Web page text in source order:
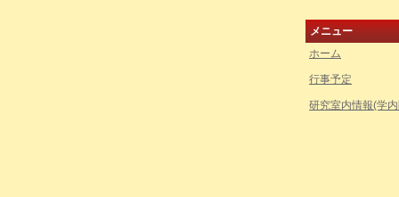
メニュー
ホーム
行事予定
研究室内情報(学